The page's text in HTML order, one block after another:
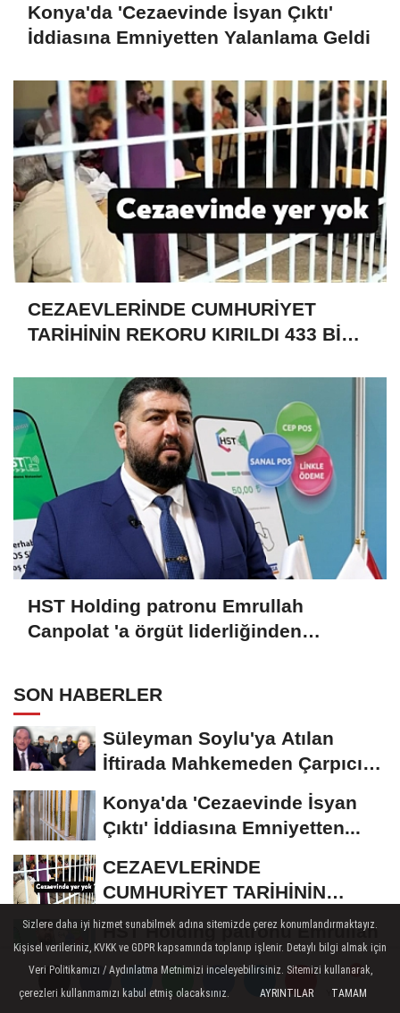
Yorumlar
Yorumlar
Konya'da 'Cezaevinde İsyan Çıktı'
İddiasına Emniyetten Yalanlama Geldi
CEZAEVLERİNDE CUMHURİYET
TARİHİNİN REKORU KIRILDI 433 BİN
HST Holding patronu Emrullah
Canpolat 'a örgüt liderliğinden
SON HABERLER
Süleyman Soylu'ya Atılan
İftirada Mahkemeden Çarpıcı
Konya'da 'Cezaevinde İsyan
Çıktı' İddiasına Emniyetten...
CEZAEVLERİNDE
CUMHURİYET TARİHİNİN
REKORU KIRILDI 433 BİN 520
KİŞİ...
HST Holding patronu Emrullah
Canpolat 'a örgüt liderliğinden
iddianame...
Tasarruf finansman şirketlerine
Yorumlar
Sizlere daha iyi hizmet sunabilmek adına sitemizde çerez konumlandırmaktayız.
Kişisel verileriniz, KVKK ve GDPR kapsamında toplanıp işlenir. Detaylı bilgi almak için
Veri Politikamızı / Aydınlatma Metnimizi inceleyebilirsiniz. Sitemizi kullanarak,
çerezleri kullanmamızı kabul etmiş olacaksınız.
AYRINTILAR TAMAM